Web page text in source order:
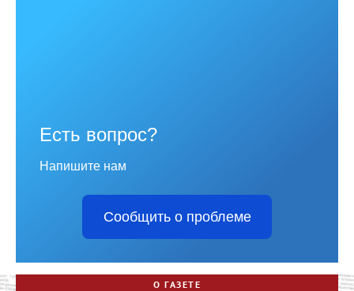
Есть вопрос?
Напишите нам
Сообщить о проблеме
О ГАЗЕТЕ